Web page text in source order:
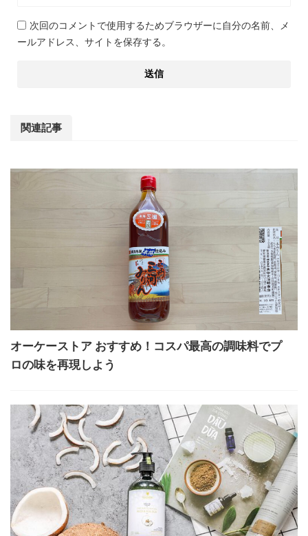
次回のコメントで使用するためブラウザーに自分の名前、メ
ールアドレス、サイトを保存する。
関連記事
オーケーストア おすすめ！コスパ最高の調味料でプ
ロの味を再現しよう